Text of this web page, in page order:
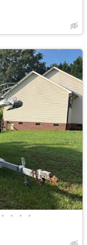
• • • •